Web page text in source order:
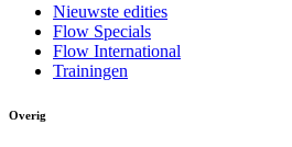
Nieuwste edities
Flow Specials
Flow International
Trainingen
Overig